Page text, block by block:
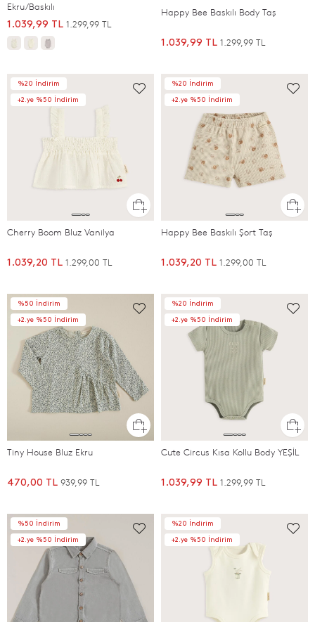
Ekru/Baskılı
1.039,99 TL 1.299,99 TL
Happy Bee Baskılı Body Taş
1.039,99 TL 1.299,99 TL
%20 İndirim
+2.ye %50 İndirim
Cherry Boom Bluz Vanilya
1.039,20 TL 1.299,00 TL
%20 İndirim
+2.ye %50 İndirim
Happy Bee Baskılı Şort Taş
1.039,20 TL 1.299,00 TL
%50 İndirim
+2.ye %50 İndirim
Tiny House Bluz Ekru
470,00 TL 939,99 TL
%20 İndirim
+2.ye %50 İndirim
Cute Circus Kısa Kollu Body YEŞİL
1.039,99 TL 1.299,99 TL
%50 İndirim
+2.ye %50 İndirim
%20 İndirim
+2.ye %50 İndirim